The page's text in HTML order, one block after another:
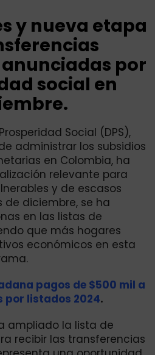
y nueva etapa
por
social en
Social (DPS),
administrar los subsidios
en Colombia, ha
relevante para
y de escasos
de diciembre, se ha
en las listas de
que más hogares
económicos en esta
pagos de $500 mil a
por listados 2024.
ampliado la lista de
recibir las transferencias